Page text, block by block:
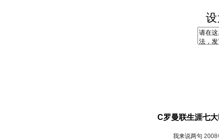
C罗曼联生涯七
我来说两句 2008